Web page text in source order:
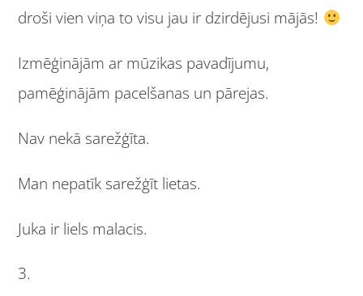
droši vien viņa to visu jau ir dzirdējusi mājās!
Izmēģinājām ar mūzikas pavadījumu,
pamēģinājām pacelšanas un pārejas.
Nav nekā sarežģīta.
Man nepatīk sarežģīt lietas.
Juka ir liels malacis.
3.